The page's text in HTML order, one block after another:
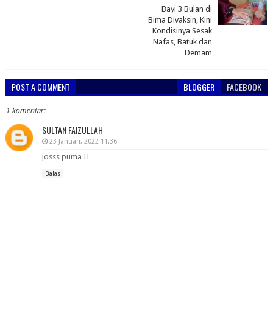
Bayi 3 Bulan di
Bima Divaksin, Kini
Kondisinya Sesak
Nafas, Batuk dan
Demam
POST A COMMENT BLOGGER FACEBOOK
1 komentar:
SULTAN FAIZULLAH
23 Januari, 2022 11:36
josss puma II
Balas